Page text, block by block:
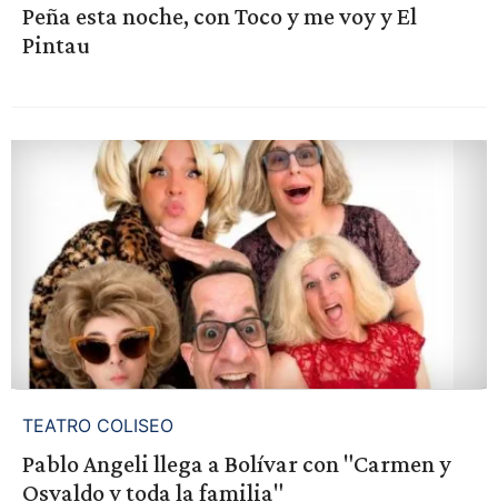
Peña esta noche, con Toco y me voy y El
Pintau
TEATRO COLISEO
Pablo Angeli llega a Bolívar con "Carmen y
Osvaldo y toda la familia"